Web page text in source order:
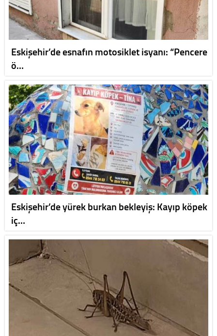
Eskişehir’de esnafın motosiklet isyanı: “Pencere
ö…
Eskişehir’de yürek burkan bekleyiş: Kayıp köpek
iç…